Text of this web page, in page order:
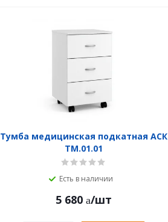
Тумба медицинская подкатная АСК
ТМ.01.01
Есть в наличии
5 680 /шт